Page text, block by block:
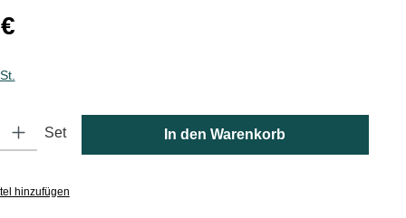
Gib den gewünschten Wert ein oder benutze die Schaltflächen um
Set In den Warenkorb
hinzufügen